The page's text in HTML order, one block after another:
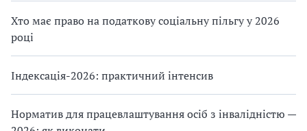
Хто має право на податкову соціальну пільгу у 2026
році
Індексація-2026: практичний інтенсив
Норматив для працевлаштування осіб з інвалідністю —